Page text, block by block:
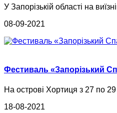
У Запорізькій області на
08-09-2021
Фестиваль «Запорізький
На острові Хортиця з 27 по
18-08-2021